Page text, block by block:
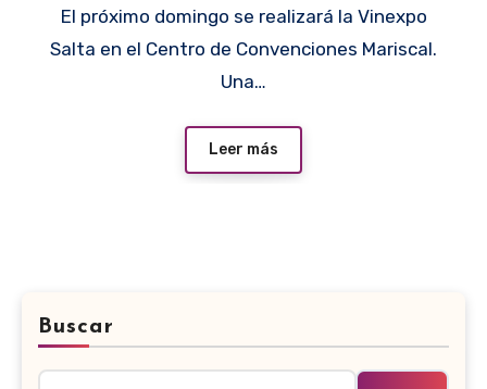
El próximo domingo se realizará la Vinexpo
Salta en el Centro de Convenciones Mariscal.
Una…
Leer más
Buscar